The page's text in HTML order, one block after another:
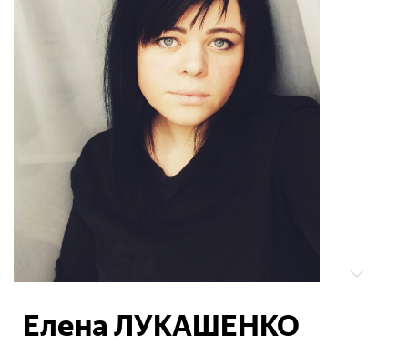
Елена ЛУКАШЕНКО